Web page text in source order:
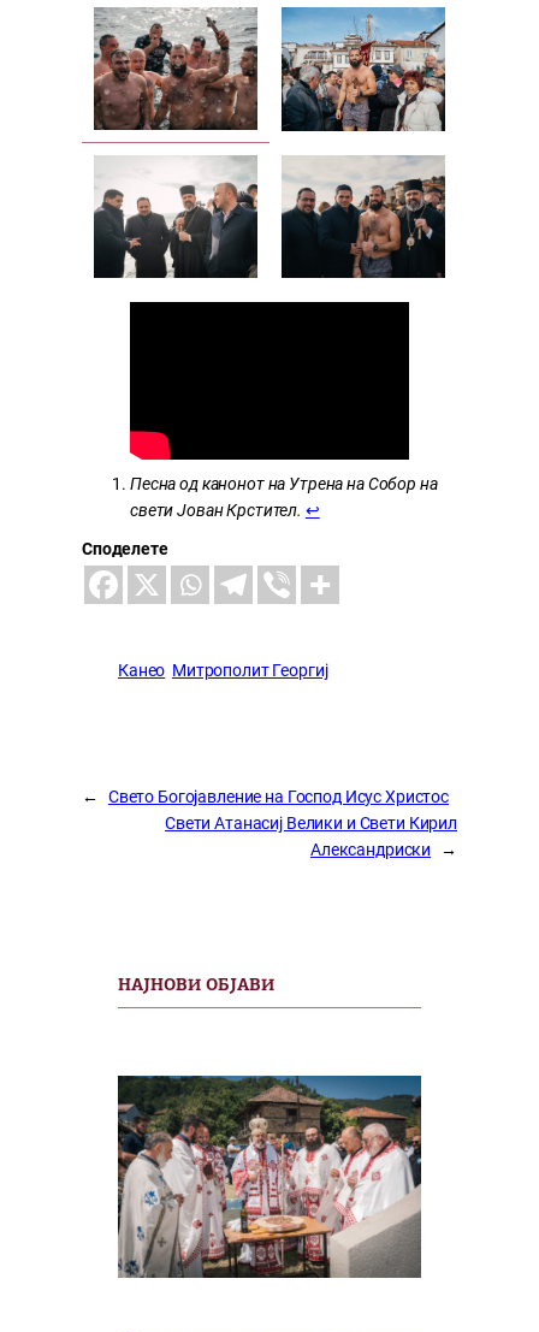
Песна од канонот на Утрена на Собор на
свети Јован Крстител. ↩︎
Споделете
Канео Митрополит Георгиј
←
Свето Богојавление на Господ Исус Христос
Свети Атанасиј Велики и Свети Кирил
Александриски
→
НАЈНОВИ ОБЈАВИ